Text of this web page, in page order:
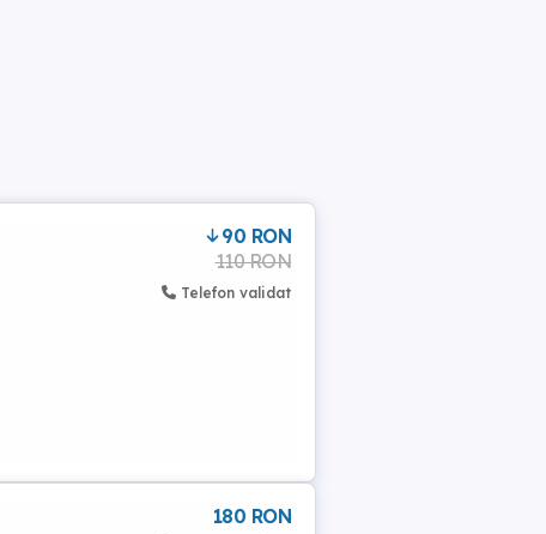
90 RON
110 RON
Telefon validat
180 RON